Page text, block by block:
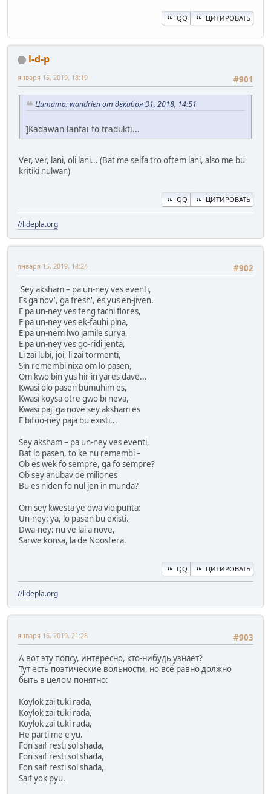
QQ ЦИТИРОВАТЬ
l-d-p
#901
января 15, 2019, 18:19
Цитата: wandrien от декабря 31, 2018, 14:51
]Kadawan lanfai fo tradukti...
Ver, ver, lani, oli lani... (Bat me selfa tro oftem lani, also me bu
kritiki nulwan)
QQ ЦИТИРОВАТЬ
//lidepla.org
#902
января 15, 2019, 18:24
Sey aksham – pa un-ney ves eventi,
Es ga nov', ga fresh', es yus en-jiven.
E pa un-ney ves feng tachi flores,
E pa un-ney ves ek-fauhi pina,
E pa un-nem lwo jamile surya,
E pa un-ney ves go-ridi jenta,
Li zai lubi, joi, li zai tormenti,
Sin remembi nixa om lo pasen,
Om kwo bin yus hir in yares dave...
Kwasi olo pasen bumuhim es,
Kwasi koysa otre gwo bi neva,
Kwasi paj' ga nove sey aksham es
E bifoo-ney paja bu existi...
Sey aksham – pa un-ney ves eventi,
Bat lo pasen, to ke nu remembi –
Ob es wek fo sempre, ga fo sempre?
Ob sey anubav de miliones
Bu es niden fo nul jen in munda?
Om sey kwesta ye dwa vidipunta:
Un-ney: ya, lo pasen bu existi.
Dwa-ney: nu ve lai a nove,
Sarwe konsa, la de Noosfera.
QQ ЦИТИРОВАТЬ
//lidepla.org
#903
января 16, 2019, 21:28
А вот эту попсу, интересно, кто-нибудь узнает?
Тут есть поэтические вольности, но всё равно должно
быть в целом понятно:
Koylok zai tuki rada,
Koylok zai tuki rada,
Koylok zai tuki rada,
He parti me e yu.
Fon saif resti sol shada,
Fon saif resti sol shada,
Fon saif resti sol shada,
Saif yok pyu.